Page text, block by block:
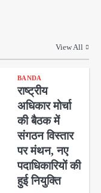
View All
BANDA
राष्ट्रीय
अधिकार मोर्चा
की बैठक में
संगठन विस्तार
पर मंथन, नए
पदाधिकारियों की
हुई नियुक्ति